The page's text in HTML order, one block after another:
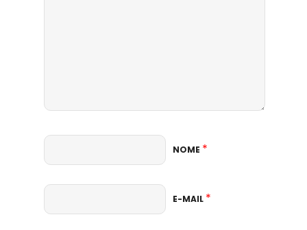
NOME *
E-MAIL *